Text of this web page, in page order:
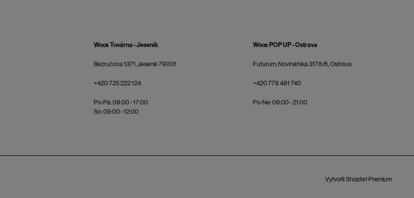
Woox Továrna - Jeseník
Bezručova 1371, Jeseník 79001
+420 725 222 124
Po-Pá: 09:00 - 17:00
So: 09:00 - 12:00
Woox POP UP - Ostrava
Futurum, Novinářská 3178/6, Ostrava
+420 778 491 740
Po-Ne: 09:00 - 21:00
Vytvořil Shoptet Premium